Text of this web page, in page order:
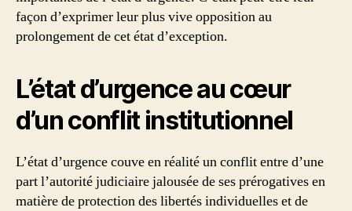
façon d’exprimer leur plus vive opposition au
prolongement de cet état d’exception.
L’état d’urgence au cœur
d’un conflit institutionnel
L’état d’urgence couve en réalité un conflit entre d’une
part l’autorité judiciaire jalousée de ses prérogatives en
matière de protection des libertés individuelles et de